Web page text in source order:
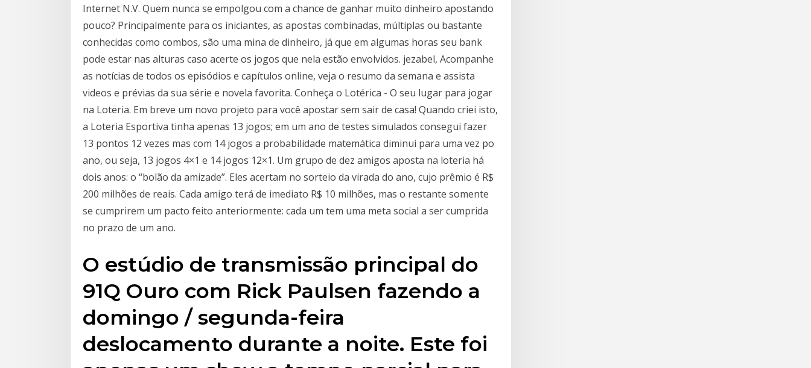
Internet N.V. Quem nunca se empolgou com a chance de ganhar muito dinheiro apostando
pouco? Principalmente para os iniciantes, as apostas combinadas, múltiplas ou bastante
conhecidas como combos, são uma mina de dinheiro, já que em algumas horas seu bank
pode estar nas alturas caso acerte os jogos que nela estão envolvidos. jezabel, Acompanhe
as notícias de todos os episódios e capítulos online, veja o resumo da semana e assista
videos e prévias da sua série e novela favorita. Conheça o Lotérica - O seu lugar para jogar
na Loteria. Em breve um novo projeto para você apostar sem sair de casa! Quando criei isto,
a Loteria Esportiva tinha apenas 13 jogos; em um ano de testes simulados consegui fazer
13 pontos 12 vezes mas com 14 jogos a probabilidade matemática diminui para uma vez po
ano, ou seja, 13 jogos 4×1 e 14 jogos 12×1. Um grupo de dez amigos aposta na loteria há
dois anos: o “bolão da amizade”. Eles acertam no sorteio da virada do ano, cujo prêmio é R$
200 milhões de reais. Cada amigo terá de imediato R$ 10 milhões, mas o restante somente
se cumprirem um pacto feito anteriormente: cada um tem uma meta social a ser cumprida
no prazo de um ano.
O estúdio de transmissão principal do
91Q Ouro com Rick Paulsen fazendo a
domingo / segunda-feira
deslocamento durante a noite. Este foi